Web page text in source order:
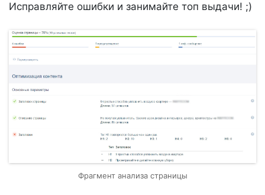
Исправляйте ошибки и занимайте топ выдачи! ;)
Фрагмент анализа страницы